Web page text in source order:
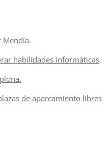
Mendía.
habilidades informáticas
de aparcamiento libres